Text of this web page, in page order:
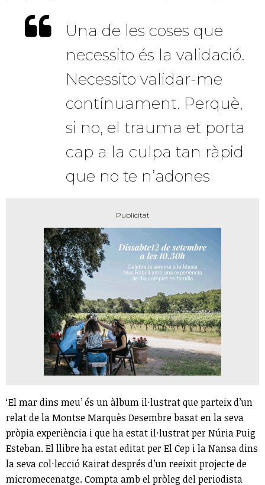
Una de les coses que
necessito és la validació.
Necessito validar-me
contínuament. Perquè,
si no, el trauma et porta
cap a la culpa tan ràpid
que no te n’adones
‘El mar dins meu’ és un àlbum il·lustrat que parteix d’un
relat de la Montse Marquès Desembre basat en la seva
pròpia experiència i que ha estat il·lustrat per Núria Puig
Esteban. El llibre ha estat editat per El Cep i la Nansa dins
la seva col·lecció Kairat després d’un reeixit projecte de
micromecenatge. Compta amb el pròleg del periodista